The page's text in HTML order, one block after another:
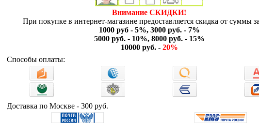
Внимание СКИДКИ!
При покупке в интернет-магазине предоставляется скидка от суммы
1000 руб - 5%, 3000 руб. - 7%
5000 руб. - 10%, 8000 руб. - 15%
10000 руб. - 20%
Способы оплаты:
Доставка по Москве - 300 руб.